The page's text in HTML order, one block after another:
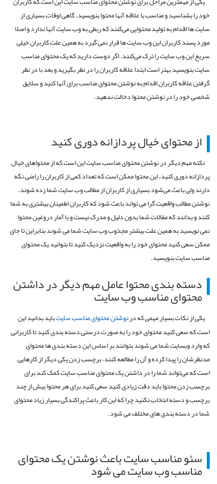
خود را بشناسید و مناسب با علاقه آنها محتوا بنویسید. گاهی اوقات بسیاری از
سایت‌ ها اقدام به تولید محتوایی می‌کنند که ربطی به وب سایت آنها ندارد و اصلا
مورد پسند کاربران این وب سایت ها قرار نمی گیرد به همین علت کاربران خیلی
سریع این وب سایت را ترک می‌کنند. اگر دوست دارید که یک محتوای مناسب
سایت بنویسید بهتر است ابتدا علاقه کاربران را در نظر بگیرید و بعد با در نظر
گرفتن علاقه کاربران اقدام به نوشتن محتوای مناسب برای آنها کنید و سلایق
شخصی خود را در نوشتن محتوا دخالت ندهید.
از محتوای خیال پردازانه دوری کنید
نکته مهم دیگر در نوشتن محتوای مناسب سایت این است که از محتواهای خیال
پردازانه دوری کنید، این محتوا ممکن است که تعداد کمی از کاربران را راضی نگه
دارند ولی باعث می‌شود بسیاری از کاربران از مطالب وب سایت شما زده شوند.
نوشتن مطالب واقعیت گرا می تواند باعث شود که کاربران اطمینان بیشتری به شما
کنند و بدانند که مقالات شما بدون دلیل و مدرک نیست و با آمار دروغین محتوا
نمی نویسید به همین علت بیشتر مجذوب وب سایت شما می شوند بنابراین تا جای
ممکن سعی کنید محتوای خود را به واقعیت نزدیک کنید تا بتوانید یک محتوای
مناسب سایت بنویسید.
دسته بندی محتوا عامل مهم دیگر در داشتن
محتوای مناسب وب سایت
یکی از نکات بسیار مهمی که درنوشتن محتوای مناسب سایتباید بدانید این
است که سعی کنید محتوای خود را به صورت درستی دسته بندی کنید تا کاربرانی
که وارد وبسایت شما می شوند بتوانند بر اساس این دسته بندی ها محتوای
مدنظرشان را پیدا کرده و آن را مطالعه کنند. برچسب زدن یکی دیگر از کارهایی
است که می‌تواند شما را در داشتن یک محتوای مناسب سایت کمک کند برای
برچسب زدن محتوا باید دقت زیادی کنید سعی کنید برای هر محتوا بیش از چند
برچسب و دسته انتخاب نکنید چرا که این کار باعث پراکندگی بسیار زیاد محتوای
شما در دسته بندی های مختلف می شود.
سئو مناسب سایت باعث نوشتن یک محتوای
مناسب وب سایت می شود